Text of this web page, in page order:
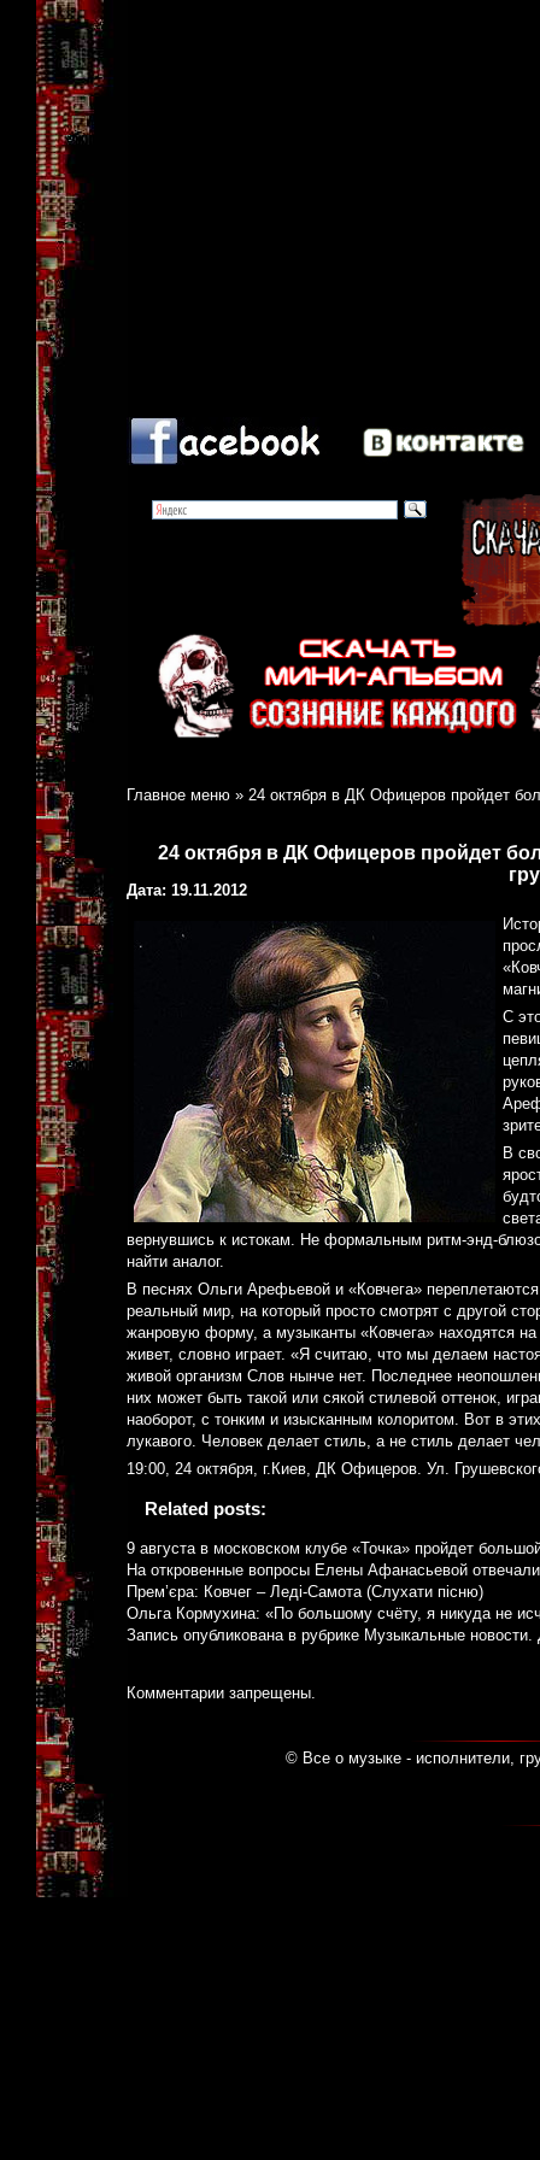
Главное меню » 24 октября в ДК Офицеров пройдет
24 октября в ДК Офицеров пройдет
Дата: 19.11.2012
С
В
вернувшись к истокам. Не формальным ритм-энд-
найти аналог.
В песнях Ольги Арефьевой и «Ковчега»
реальный мир, на который просто смотрят с другой
жанровую форму, а музыканты «Ковчега» находятся
живет, словно играет. «Я считаю, что мы делаем
живой организм Слов нынче нет. Последнее
них может быть такой или сякой стилевой оттенок,
наоборот, с тонким и изысканным колоритом. Вот в
лукавого. Человек делает стиль, а не стиль делает
19:00, 24 октября, г.Киев, ДК Офицеров. Ул.
Related posts:
9 августа в московском клубе «Точка» пройдет
На откровенные вопросы Елены Афанасьевой
Прем’єра: Ковчег – Леді-Самота (Слухати пісню)
Ольга Кормухина: «По большому счёту, я никуда не
Запись опубликована в рубрике Музыкальные новости.
Комментарии запрещены.
© Все о музыке - исполнители,